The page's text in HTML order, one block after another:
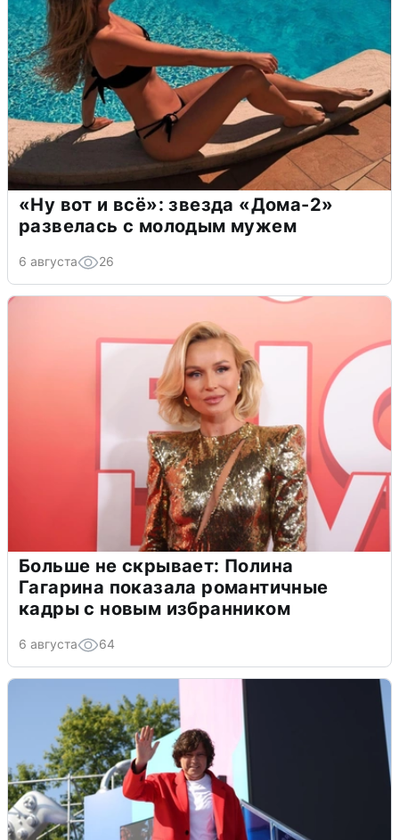
«Ну вот и всё»: звезда «Дома-2»
развелась с молодым мужем
6 августа 26
Больше не скрывает: Полина
Гагарина показала романтичные
кадры с новым избранником
6 августа 64